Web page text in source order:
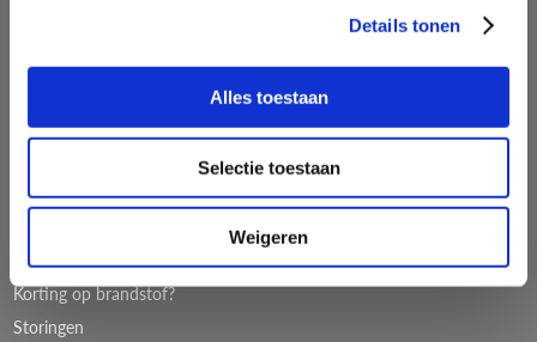
Details tonen
Alles toestaan
Selectie toestaan
Weigeren
Pagina's
Handleidingen, Formulieren en Aanvragen
Korting op brandstof?
Storingen